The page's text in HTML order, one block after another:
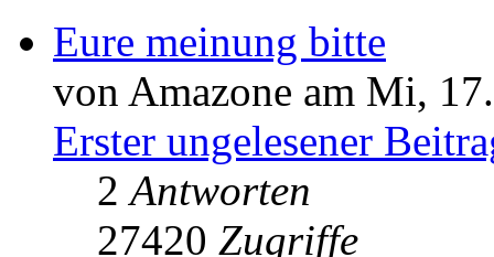
Eure meinung bitte
von Amazone am Mi,
Erster ungelesener
2Antworten
27420 Zugriffe